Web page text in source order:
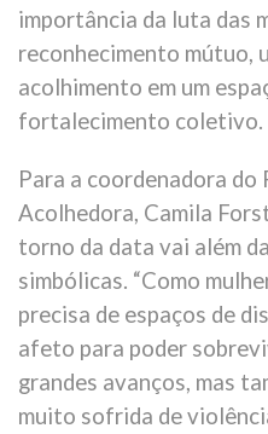
importância da luta das
reconhecimento mútuo,
acolhimento em um
fortalecimento coletivo.
Para a coordenadora
Acolhedora, Camila
torno da data vai além
simbólicas. “Como
precisa de espaços de
afeto para poder
grandes avanços, mas
muito sofrida de